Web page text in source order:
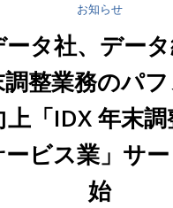
お知らせ
ータ社、デー
整業務のパ
上「IDX 年末
ビス業」サ
始